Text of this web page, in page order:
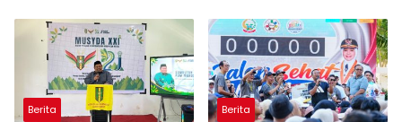
Taiwan
Berita Berita